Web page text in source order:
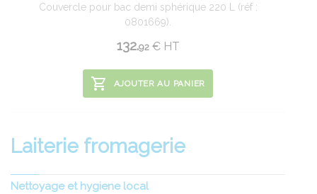
Couvercle pour bac demi sphérique 220 L (réf :
0801669).
132.92 €HT
AJOUTER AU PANIER
Laiterie fromagerie
Nettoyage et hygiene local